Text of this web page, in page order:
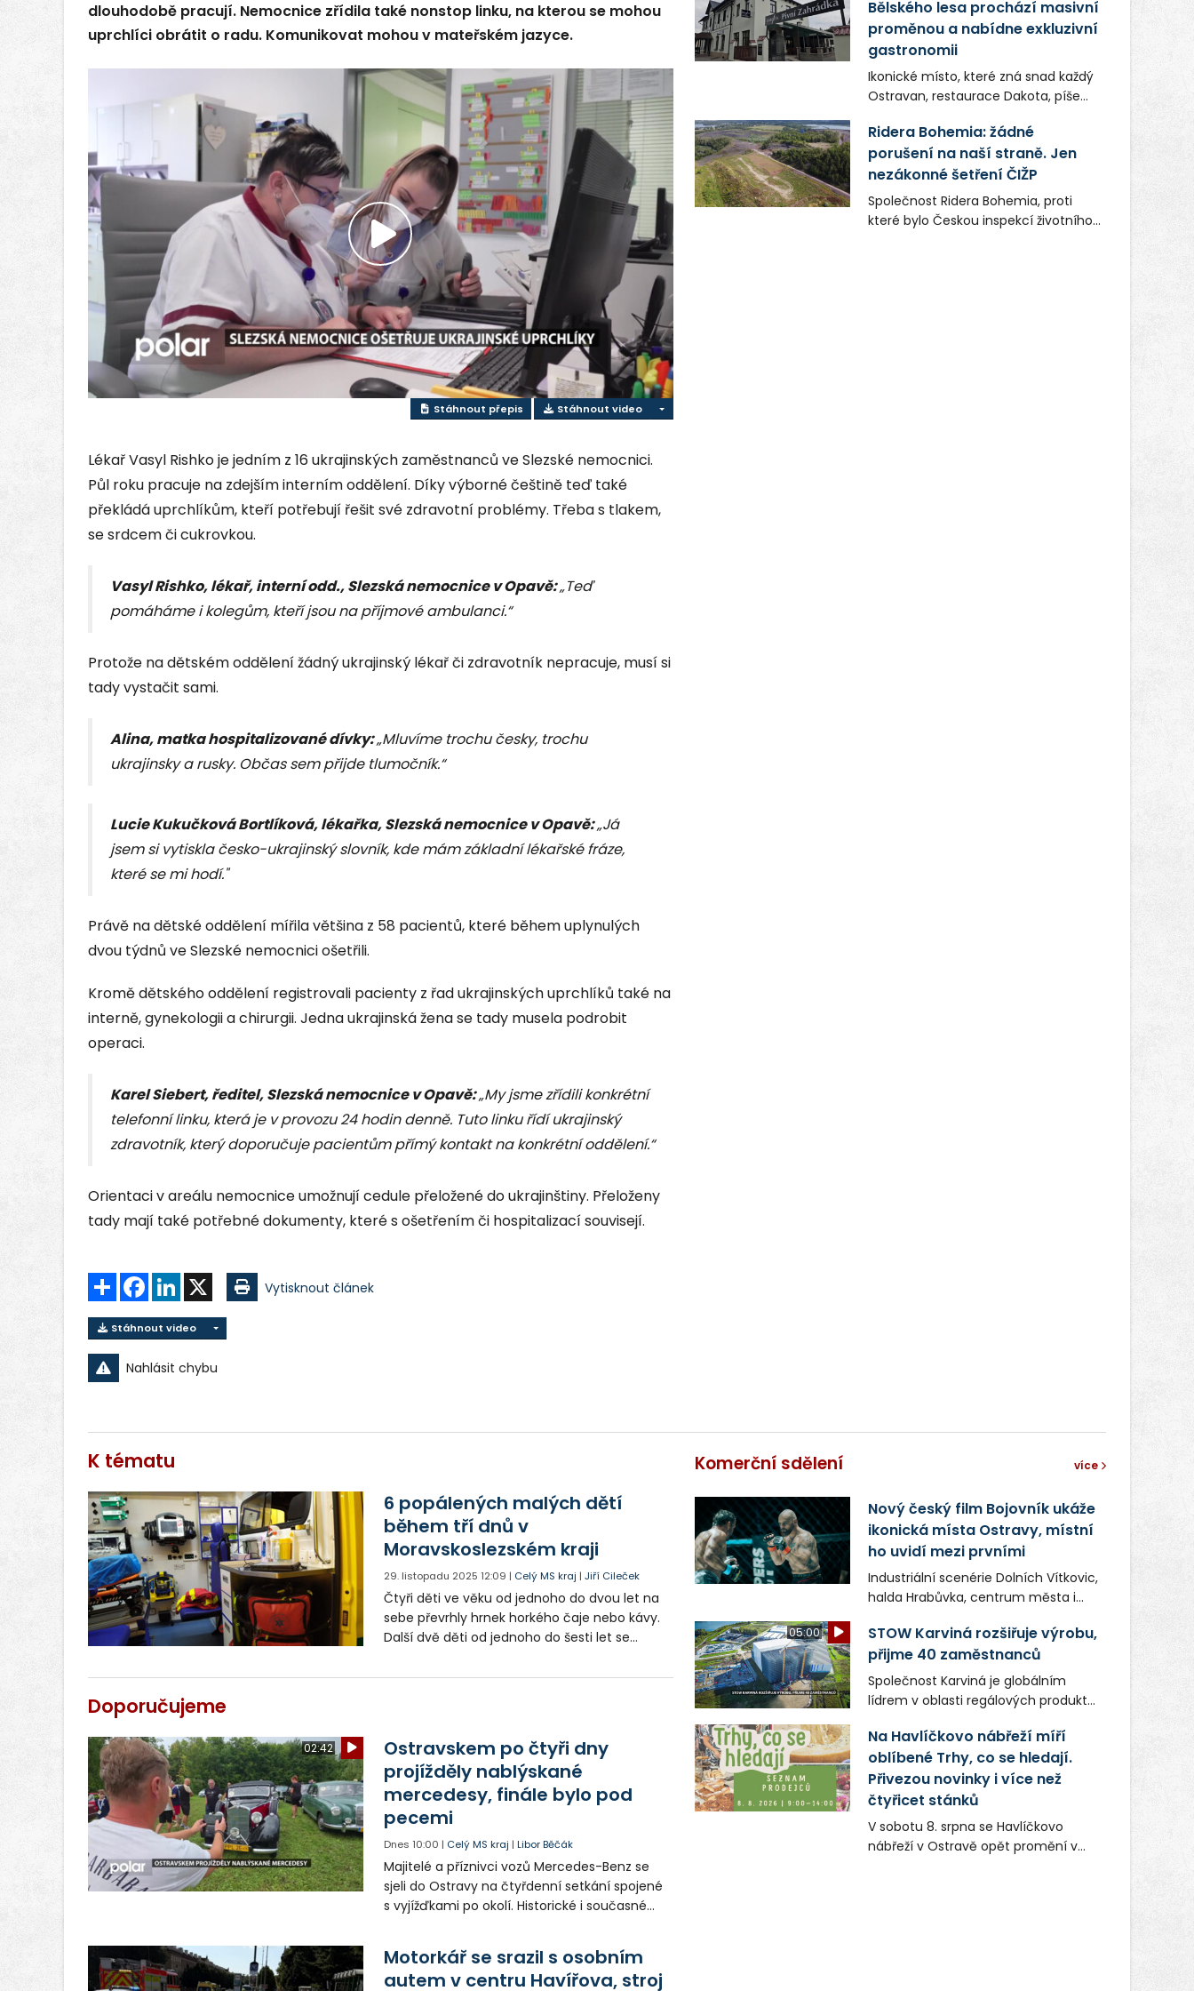
dlouhodobě pracují. Nemocnice zřídila také nonstop linku, na kterou se mohou
uprchlíci obrátit o radu. Komunikovat mohou v mateřském jazyce.
Přehrát
video
Stáhnout přepis Stáhnout video
Lékař Vasyl Rishko je jedním z 16 ukrajinských zaměstnanců ve Slezské nemocnici.
Půl roku pracuje na zdejším interním oddělení. Díky výborné češtině teď také
překládá uprchlíkům, kteří potřebují řešit své zdravotní problémy. Třeba s tlakem,
se srdcem či cukrovkou.
Vasyl Rishko, lékař, interní odd., Slezská nemocnice v Opavě:„Teď
pomáháme i kolegům, kteří jsou na příjmové ambulanci.“
Protože na dětském oddělení žádný ukrajinský lékař či zdravotník nepracuje, musí si
tady vystačit sami.
Alina, matka hospitalizované dívky:„Mluvíme trochu česky, trochu
ukrajinsky a rusky. Občas sem přijde tlumočník.“
Lucie Kukučková Bortlíková, lékařka, Slezská nemocnice v Opavě:„Já
jsem si vytiskla česko-ukrajinský slovník, kde mám základní lékařské fráze,
které se mi hodí."
Právě na dětské oddělení mířila většina z 58 pacientů, které během uplynulých
dvou týdnů ve Slezské nemocnici ošetřili.
Kromě dětského oddělení registrovali pacienty z řad ukrajinských uprchlíků také na
interně, gynekologii a chirurgii. Jedna ukrajinská žena se tady musela podrobit
operaci.
Karel Siebert, ředitel, Slezská nemocnice v Opavě:„My jsme zřídili konkrétní
telefonní linku, která je v provozu 24 hodin denně. Tuto linku řídí ukrajinský
zdravotník, který doporučuje pacientům přímý kontakt na konkrétní oddělení.“
Orientaci v areálu nemocnice umožnují cedule přeložené do ukrajinštiny. Přeloženy
tady mají také potřebné dokumenty, které s ošetřením či hospitalizací souvisejí.
Sdílet FacebookLinkedIn Vytisknout článek
Stáhnout video
Nahlásit chybu
Bělského lesa prochází masivní
proměnou a nabídne exkluzivní
gastronomii
Ikonické místo, které zná snad každý
Ostravan, restaurace Dakota, píše
společnost Dang Investment Group
s.r.o. investuje do projektu přes 50
milionů korun. Cílem je přinést
Ostravě dva špičkové gastronomické
koncepty, které v regionu dosud
chyběly, luxusní středomořskou
Ridera Bohemia: žádné
porušení na naší straně. Jen
nezákonné šetření ČIŽP
Společnost Ridera Bohemia, proti
které bylo Českou inspekcí životního
K tématu
6 popálených malých dětí
během tří dnů v
Moravskoslezském kraji
29. listopadu 2025 12:09 | Celý MS kraj |Jiří Cileček
Čtyři děti ve věku od jednoho do dvou let na
sebe převrhly hrnek horkého čaje nebo kávy.
Další dvě děti od jednoho do šesti let se
záchranáři upozorňují na bezpečnější
Doporučujeme
02:42
Ostravskem po čtyři dny
projížděly nablýskané
mercedesy, finále bylo pod
pecemi
Dnes 10:00 | Celý MS kraj |Libor Běčák
Majitelé a příznivci vozů Mercedes-Benz se
sjeli do Ostravy na čtyřdenní setkání spojené
s vyjížďkami po okolí. Historické i současné
Motorkář se srazil s osobním
autem v centru Havířova, stroj
Komerční sdělení více
Nový český film Bojovník ukáže
ikonická místa Ostravy, místní
ho uvidí mezi prvními
Industriální scenérie Dolních Vítkovic,
halda Hrabůvka, centrum města i
v novém filmu Bojovník, který vstoupí
do kin už 13. srpna. Režiséři Vojtěch
Frič a Tomáš Dianiška si
moravskoslezskou metropoli
nevybrali náhodou – její syrová
atmosféra se stala přirozenou
součástí příběhu bývalého
boxerského šampiona Hoffa (Milan
Ondrík), jenž se po letech vrací do
světa vrcholových zápasů, tentokrát
v MMA.
05:00
STOW Karviná rozšiřuje výrobu,
přijme 40 zaměstnanců
Společnost Karviná je globálním
lídrem v oblasti regálových produktů
zaměstnavatelem na Karvinsku a
firmou s obrovským potenciálem.
Na Havlíčkovo nábřeží míří
oblíbené Trhy, co se hledají.
Přivezou novinky i více než
čtyřicet stánků
V sobotu 8. srpna se Havlíčkovo
nábřeží v Ostravě opět promění v